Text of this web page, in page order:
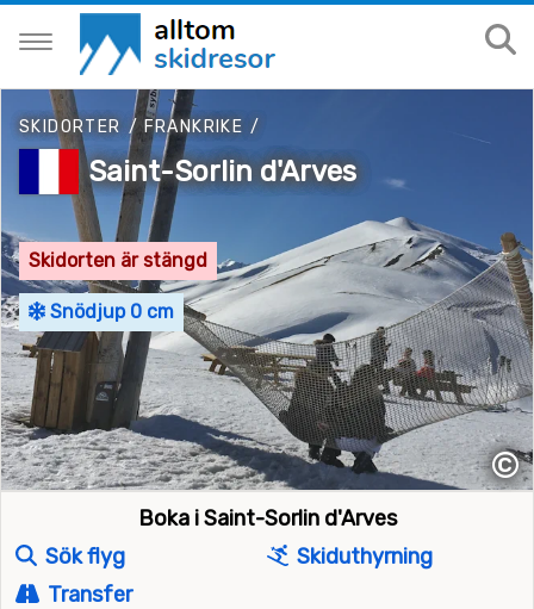
SKIDORTER / FRANKRIKE /
Saint-Sorlin d'Arves
Skidorten är stängd
Snödjup 0 cm
©
Boka i Saint-Sorlin d'Arves
Sök flyg
Skiduthyrning
Transfer